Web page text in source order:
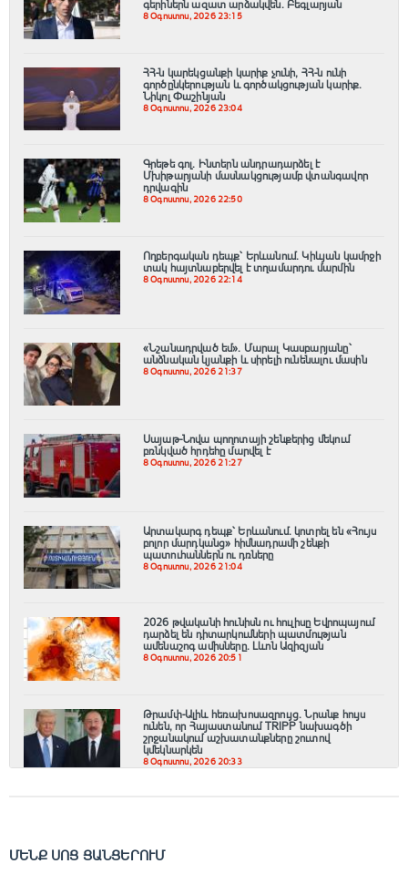
գերիներն ազատ արձակվեն․ Բեգլարյան
8 Օգոստոս, 2026 23:15
ՀՀ-ն կարեկցանքի կարիք չունի, ՀՀ-ն ունի
գործընկերության և գործակցության կարիք․
Նիկոլ Փաշինյան
8 Օգոստոս, 2026 23:04
Գրեթե գոլ. Ինտերն անդրադարձել է
Մխիթարյանի մասնակցությամբ վտանգավոր
դրվագին
8 Օգոստոս, 2026 22:50
Ողբերգական դեպք՝ Երևանում․ Կիևյան կամրջի
տակ հայտնաբերվել է տղամարդու մարմին
8 Օգոստոս, 2026 22:14
«Նշանադրված եմ». Մարալ Կասբարյանը՝
անձնական կյանքի և սիրելի ունենալու մասին
8 Օգոստոս, 2026 21:37
Սայաթ-Նովա պողոտայի շենքերից մեկում
բռնկված հրդեհը մարվել է
8 Օգոստոս, 2026 21:27
Արտակարգ դեպք՝ Երևանում․ կոտրել են «Հույս
բոլոր մարդկանց» հիմնադրամի շենքի
պատուհաններն ու դռները
8 Օգոստոս, 2026 21:04
2026 թվականի հունիսն ու հուլիսը Եվրոպայում
դարձել են դիտարկումների պատմության
ամենաշոգ ամիսները․ Լևոն Ազիզյան
8 Օգոստոս, 2026 20:51
Թրամփ-Ալիև հեռախոսազրույց. Նրանք հույս
ունեն, որ Հայաստանում TRIPP նախագծի
շրջանակում աշխատանքները շուտով
կմեկնարկեն
8 Օգոստոս, 2026 20:33
ՄԵՆՔ ՍՈՑ ՑԱՆՑԵՐՈՒՄ